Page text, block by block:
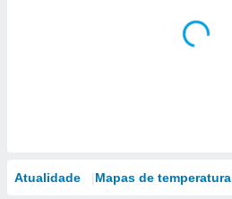
Atualidade Mapas de temperatura